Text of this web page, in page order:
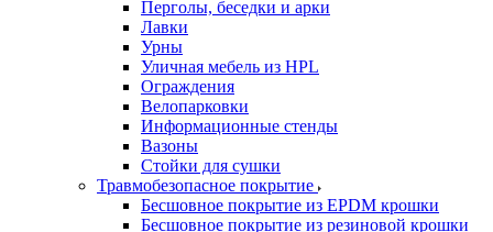
Перголы, беседки и арки
Лавки
Урны
Уличная мебель из HPL
Ограждения
Велопарковки
Информационные стенды
Вазоны
Стойки для сушки
Травмобезопасное покрытие
Бесшовное покрытие из EPDM крошки
Бесшовное покрытие из резиновой крошки